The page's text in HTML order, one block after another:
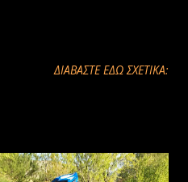
ΔΙΑΒΑΣΤΕ ΕΔΩ ΣΧΕΤΙΚΑ: